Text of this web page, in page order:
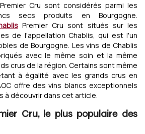
Cru sont considérés parmi les
secs produits en Bourgogne.
Premier Cru sont situés sur les
de l'appellation Chablis, qui est l'un
de Bourgogne. Les vins de Chablis
avec le même soin et la même
crus de la région. Certains sont même
à égalité avec les grands crus en
offre des vins blancs exceptionnels
à découvrir dans cet article.
Cru, le plus populaire des